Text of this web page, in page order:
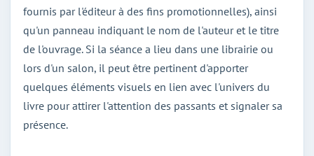
fournis par l'éditeur à des fins promotionnelles), ainsi
qu'un panneau indiquant le nom de l'auteur et le titre
de l'ouvrage. Si la séance a lieu dans une librairie ou
lors d'un salon, il peut être pertinent d'apporter
quelques éléments visuels en lien avec l'univers du
livre pour attirer l'attention des passants et signaler sa
présence.